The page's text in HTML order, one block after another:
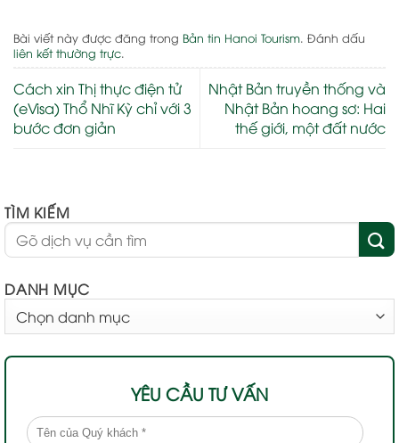
Bài viết này được đăng trong Bản tin Hanoi Tourism . Đánh dấu
liên kết thường trực
Cách xin Thị thực điện tử
(eVisa) Thổ Nhĩ Kỳ chỉ với 3
bước đơn giản
Nhật Bản truyền thống và
Nhật Bản hoang sơ: Hai
thế giới, một đất nước
TÌM KIẾM
DANH MỤC
MỤC
YÊU CẦU TƯ VẤN